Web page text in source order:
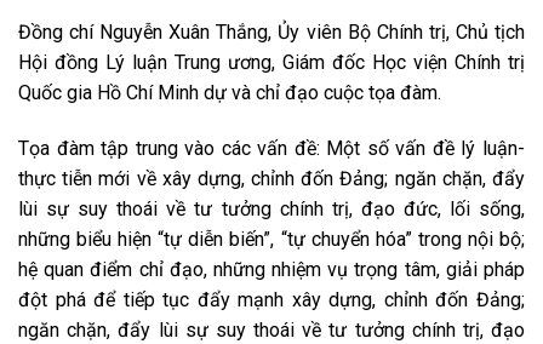
Đồng chí Nguyễn Xuân Thắng, Ủy viên Bộ Chính trị, Chủ tịch
Hội đồng Lý luận Trung ương, Giám đốc Học viện Chính trị
Quốc gia Hồ Chí Minh dự và chỉ đạo cuộc tọa đàm.
Tọa đàm tập trung vào các vấn đề: Một số vấn đề lý luận-
thực tiễn mới về xây dựng, chỉnh đốn Đảng; ngăn chặn, đẩy
lùi sự suy thoái về tư tưởng chính trị, đạo đức, lối sống,
những biểu hiện “tự diễn biến”, “tự chuyển hóa” trong nội bộ;
hệ quan điểm chỉ đạo, những nhiệm vụ trọng tâm, giải pháp
đột phá để tiếp tục đẩy mạnh xây dựng, chỉnh đốn Đảng;
ngăn chặn, đẩy lùi sự suy thoái về tư tưởng chính trị, đạo